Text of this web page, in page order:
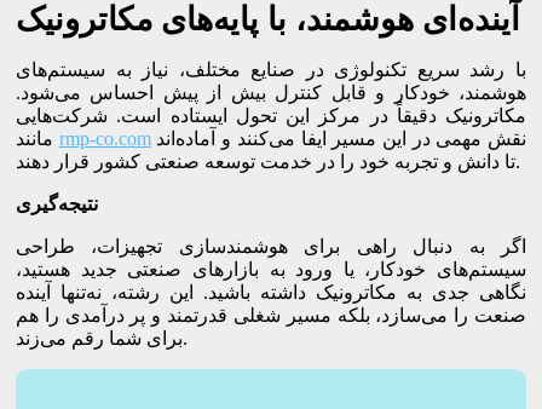
آینده‌ای هوشمند، با پایه‌های مکاترونیک
با رشد سریع تکنولوژی در صنایع مختلف، نیاز به سیستم‌های
هوشمند، خودکار و قابل کنترل بیش از پیش احساس می‌شود.
مکاترونیک دقیقاً در مرکز این تحول ایستاده است. شرکت‌هایی
rmp-co.comنقش مهمی در این مسیر ایفا می‌کنند و آماده‌اند
تا دانش و تجربه خود را در خدمت توسعه صنعتی کشور قرار دهند.
نتیجه‌گیری
اگر به دنبال راهی برای هوشمندسازی تجهیزات، طراحی
سیستم‌های خودکار، یا ورود به بازارهای صنعتی جدید هستید،
نگاهی جدی به مکاترونیک داشته باشید. این رشته، نه‌تنها آینده
صنعت را می‌سازد، بلکه مسیر شغلی قدرتمند و پر درآمدی را هم
برای شما رقم می‌زند.